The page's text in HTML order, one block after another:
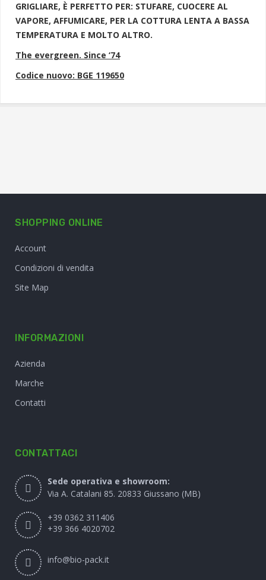
GRIGLIARE, È PERFETTO PER: STUFARE, CUOCERE AL
VAPORE, AFFUMICARE, PER LA COTTURA LENTA A BASSA
TEMPERATURA E MOLTO ALTRO.
The evergreen. Since ‘74
Codice nuovo: BGE 119650
SHOPPING ONLINE
Account
Condizioni di vendita
Site Map
INFORMAZIONI
Azienda
Marche
Contatti
CONTATTACI
Sede operativa e showroom:
Via A. Catalani 85. 20833 Giussano (MB)
+39 0362 311406
+39 366 4020702
info@bio-pack.it